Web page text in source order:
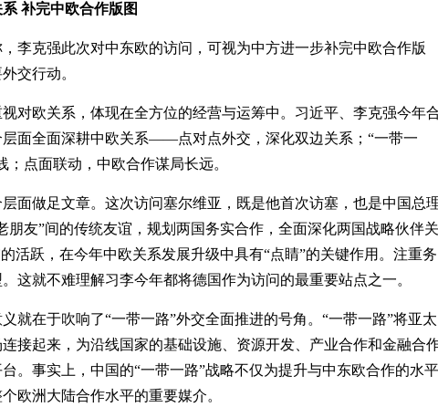
补完中欧合作版图
李克强此次对中东欧的访问，可视为中方进一步补完中欧合作版
交行动。
对欧关系，体现在全方位的经营与运筹中。习近平、李克强今年
面全面深耕中欧关系——点对点外交，深化双边关系；“一带一
点面联动，中欧合作谋局长远。
面做足文章。这次访问塞尔维亚，既是他首次访塞，也是中国总
朋友”间的传统友谊，规划两国务实合作，全面深化两国战略伙伴关
活跃，在今年中欧关系发展升级中具有“点睛”的关键作用。注重务
这就不难理解习李今年都将德国作为访问的最重要站点之一。
就在于吹响了“一带一路”外交全面推进的号角。“一带一路”将亚太
接起来，为沿线国家的基础设施、资源开发、产业合作和金融合
。事实上，中国的“一带一路”战略不仅为提升与中东欧合作的水平
欧洲大陆合作水平的重要媒介。